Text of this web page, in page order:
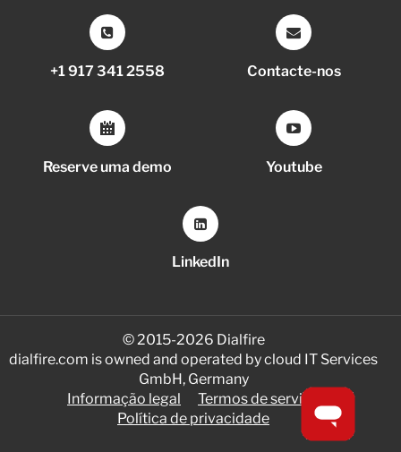
+1 917 341 2558 Contacte-nos
Reserve uma demo Youtube
LinkedIn
© 2015-2026 Dialfire
dialfire.com is owned and operated by cloud IT Services
GmbH, Germany
Informação legal
Termos de serviço
Política de privacidade